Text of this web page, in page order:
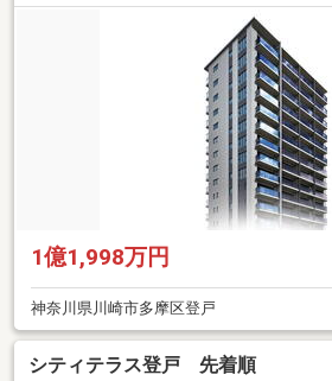
1億1,998万円
神奈川県川崎市多摩区登戸
シティテラス登戸 先着順